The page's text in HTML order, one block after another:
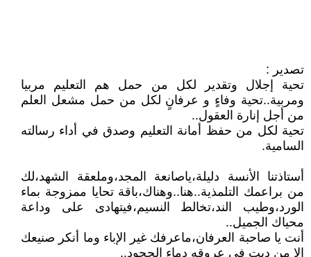
تصدير :
تحية إجلال وتقدير لكل من حمل هم التعليم مربيا
ومربية..تحية وفاءٍ و عرفانٍ لكل من حمل مشعل العلم
من أجل إنارة العقول..
تحية لكل من حفظ أمانة التعليم وصدق في أداء رسالته
السامية.
أستاذتنا الأنسة دليلة،ياصانعة المجد،وملعقة الشهد،لك
من براعمك التلمذية..هنا..وهناك،باقة تحايا ممزوجة بماء
الورد،وطيب الند،تخالط النسيم،فيتهادى على وداعة
محياك الجميل..
أنت يا صاحبة العرفان،ماعرفك غير الإباء وما أنكر صنيعك
إلا من دبت في عروقه دماء الجحود..